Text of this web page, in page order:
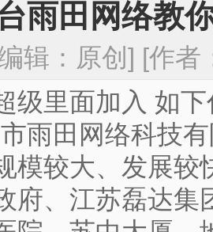
雨田网络教
辑：原创] [作者
级里面加入 如
雨田网络科技
模较大、发展较
府、江苏磊达集